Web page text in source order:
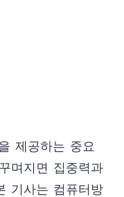
제공하는 중요
며지면 집중력과
기사는 컴퓨터방